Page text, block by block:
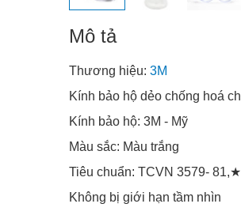
Mô tả
Thương hiệu: 3M
Kính bảo hộ dẻo chống hoá
Kính bảo hộ: 3M - Mỹ
Màu sắc: Màu trắng
Tiêu chuẩn: TCVN 3579-
Không bị giới hạn tầm nhìn